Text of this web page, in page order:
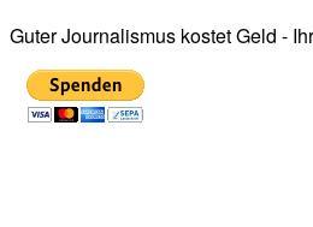
Guter Journalismus kostet Geld -